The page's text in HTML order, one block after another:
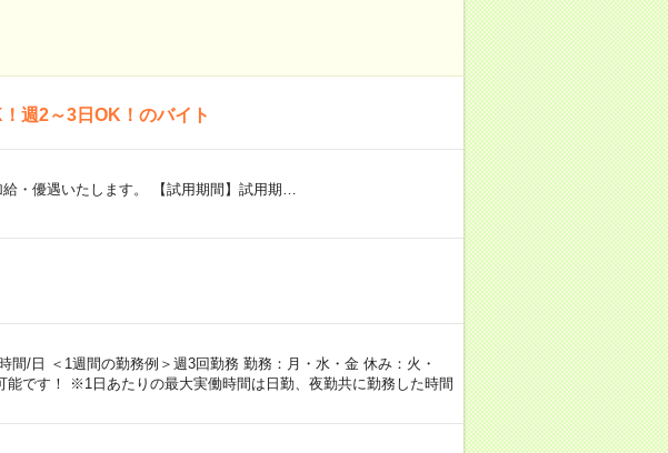
週2～3日OK！のバイト
・優遇いたします。 【試用期間】試用期…
間/日 ＜1週間の勤務例＞週3回勤務 勤務：月・水・金 休み：火・
能です！ ※1日あたりの最大実働時間は日勤、夜勤共に勤務した時間